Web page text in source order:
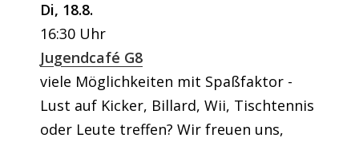
Di, 18.8.
16:30 Uhr
Jugendcafé G8
viele Möglichkeiten mit Spaßfaktor -
Lust auf Kicker, Billard, Wii, Tischtennis
oder Leute treffen? Wir freuen uns,